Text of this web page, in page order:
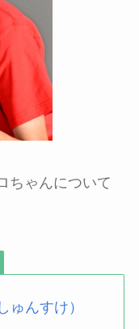
ちゃんについて
ゅんすけ）